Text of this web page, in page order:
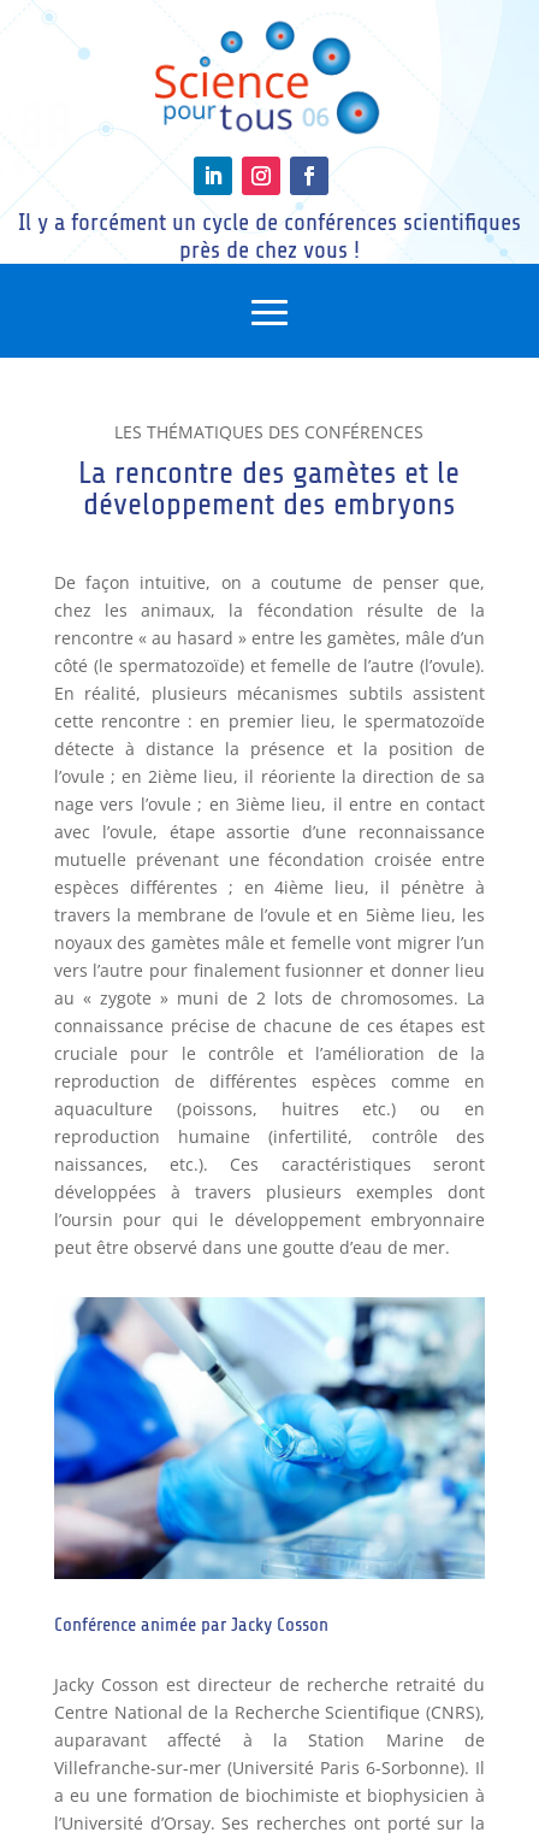
Il y a forcément un cycle de conférences scientifiques
près de chez vous !
LES THÉMATIQUES DES CONFÉRENCES
La rencontre des gamètes et le
développement des embryons
De façon intuitive, on a coutume de penser que,
chez les animaux, la fécondation résulte de la
rencontre « au hasard » entre les gamètes, mâle d’un
côté (le spermatozoïde) et femelle de l’autre (l’ovule).
En réalité, plusieurs mécanismes subtils assistent
cette rencontre : en premier lieu, le spermatozoïde
détecte à distance la présence et la position de
l’ovule ; en 2ième lieu, il réoriente la direction de sa
nage vers l’ovule ; en 3ième lieu, il entre en contact
avec l’ovule, étape assortie d’une reconnaissance
mutuelle prévenant une fécondation croisée entre
espèces différentes ; en 4ième lieu, il pénètre à
travers la membrane de l’ovule et en 5ième lieu, les
noyaux des gamètes mâle et femelle vont migrer l’un
vers l’autre pour finalement fusionner et donner lieu
au « zygote » muni de 2 lots de chromosomes. La
connaissance précise de chacune de ces étapes est
cruciale pour le contrôle et l’amélioration de la
reproduction de différentes espèces comme en
aquaculture (poissons, huitres etc.) ou en
reproduction humaine (infertilité, contrôle des
naissances, etc.). Ces caractéristiques seront
développées à travers plusieurs exemples dont
l’oursin pour qui le développement embryonnaire
peut être observé dans une goutte d’eau de mer.
Conférence animée par Jacky Cosson
Jacky Cosson est directeur de recherche retraité du
Centre National de la Recherche Scientifique (CNRS),
auparavant affecté à la Station Marine de
Villefranche-sur-mer (Université Paris 6-Sorbonne). Il
a eu une formation de biochimiste et biophysicien à
l’Université d’Orsay. Ses recherches ont porté sur la